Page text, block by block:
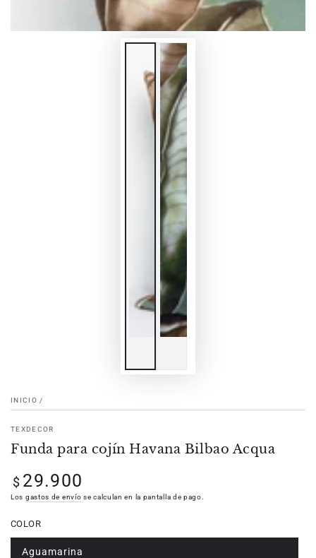
INICIO /
TEXDECOR
Funda para cojín Havana Bilbao Acqua
Precio
regular
$ 29.900
Los gastos de envío se calculan en la pantalla de pago.
COLOR
Aguamarina